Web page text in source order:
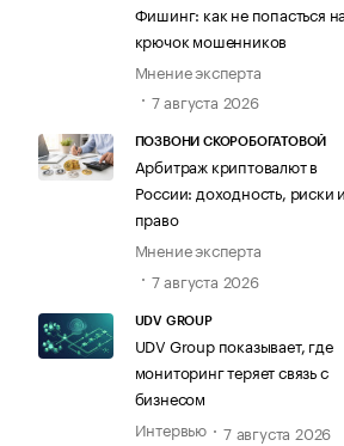
Фишинг: как не попасться на
крючок мошенников
Мнение эксперта
7 августа 2026
ПОЗВОНИ СКОРОБОГАТОВОЙ
Арбитраж криптовалют в
России: доходность, риски и
право
Мнение эксперта
7 августа 2026
UDV GROUP
UDV Group показывает, где
мониторинг теряет связь с
бизнесом
Интервью
7 августа 2026